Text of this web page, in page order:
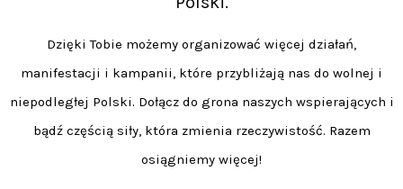
Dzięki Tobie możemy organizować więcej działań,
manifestacji i kampanii, które przybliżają nas do wolnej i
niepodległej Polski. Dołącz do grona naszych wspierających i
bądź częścią siły, która zmienia rzeczywistość. Razem
osiągniemy więcej!